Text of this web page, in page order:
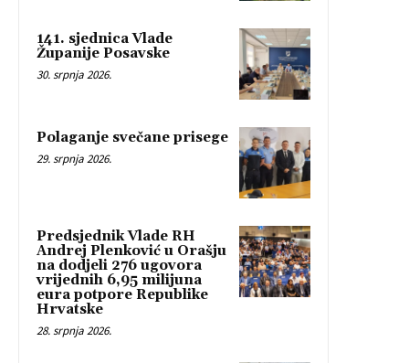
141. sjednica Vlade
Županije Posavske
30. srpnja 2026.
Polaganje svečane prisege
29. srpnja 2026.
Predsjednik Vlade RH
Andrej Plenković u Orašju
na dodjeli 276 ugovora
vrijednih 6,95 milijuna
eura potpore Republike
Hrvatske
28. srpnja 2026.